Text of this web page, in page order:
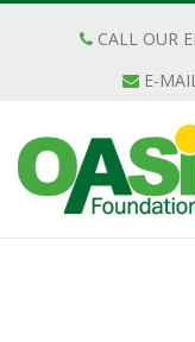
CALL OUR
E-